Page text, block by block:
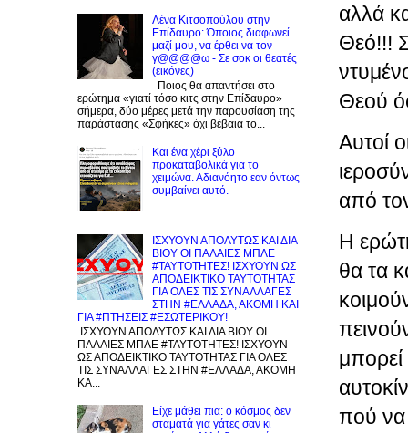
αλλά
Θεό!!!
Θεού
Αυτοί
από
Η
θα τα
πού να
Λένα Κιτσοπούλου στην
Επίδαυρο: Όποιος διαφωνεί
μαζί μου, να έρθει να τον
γ@@@@ω - Σε σοκ οι θεατές
(εικόνες)
Ποιος θα απαντήσει στο
ερώτημα «γιατί τόσο κιτς στην Επίδαυρο»
σήμερα, δύο μέρες μετά την παρουσίαση της
παράστασης «Σφήκες» όχι βέβαια το...
Και ένα χέρι ξύλο
προκαταβολικά για το
χειμώνα. Αδιανόητο εαν όντως
συμβαίνει αυτό.
ΙΣΧΥΟΥΝ ΑΠΟΛΥΤΩΣ ΚΑΙ ΔΙΑ
ΒΙΟΥ ΟΙ ΠΑΛΑΙΕΣ ΜΠΛΕ
#ΤΑΥΤΟΤΗΤΕΣ! ΙΣΧΥΟΥΝ ΩΣ
ΑΠΟΔΕΙΚΤΙΚΟ ΤΑΥΤΟΤΗΤΑΣ
ΓΙΑ ΟΛΕΣ ΤΙΣ ΣΥΝΑΛΛΑΓΕΣ
ΣΤΗΝ #ΕΛΛΑΔΑ, ΑΚΟΜΗ ΚΑΙ
ΓΙΑ #ΠΤΗΣΕΙΣ #ΕΣΩΤΕΡΙΚΟΥ!
ΙΣΧΥΟΥΝ ΑΠΟΛΥΤΩΣ ΚΑΙ ΔΙΑ ΒΙΟΥ ΟΙ
ΠΑΛΑΙΕΣ ΜΠΛΕ #ΤΑΥΤΟΤΗΤΕΣ! ΙΣΧΥΟΥΝ
ΩΣ ΑΠΟΔΕΙΚΤΙΚΟ ΤΑΥΤΟΤΗΤΑΣ ΓΙΑ ΟΛΕΣ
ΤΙΣ ΣΥΝΑΛΛΑΓΕΣ ΣΤΗΝ #ΕΛΛΑΔΑ, ΑΚΟΜΗ
ΚΑ...
Είχε μάθει πια: ο κόσμος δεν
σταματά για γάτες σαν κι